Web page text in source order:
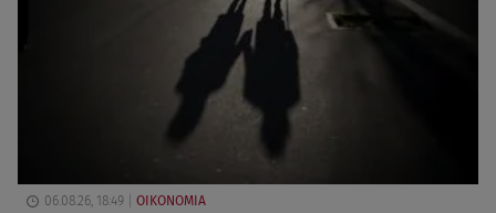
06.08.26, 18:49 ΟΙΚΟΝΟΜΙΑ